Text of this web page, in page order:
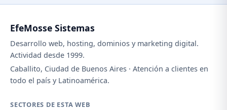
EfeMosse Sistemas
Desarrollo web, hosting, dominios y marketing digital.
Actividad desde 1999.
Caballito, Ciudad de Buenos Aires · Atención a clientes en
todo el país y Latinoamérica.
SECTORES DE ESTA WEB